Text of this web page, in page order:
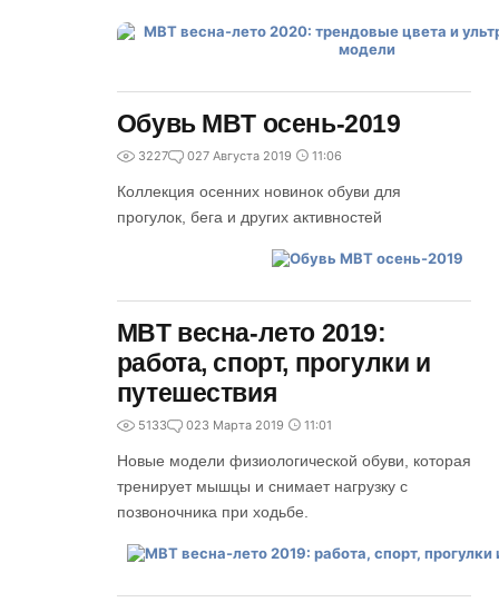
Обувь MBT осень-2019
3227 027 Августа 2019 11:06
Коллекция осенних новинок обуви для
прогулок, бега и других активностей
MBT весна-лето 2019:
работа, спорт, прогулки и
путешествия
5133 023 Марта 2019 11:01
Новые модели физиологической обуви, которая
тренирует мышцы и снимает нагрузку с
позвоночника при ходьбе.